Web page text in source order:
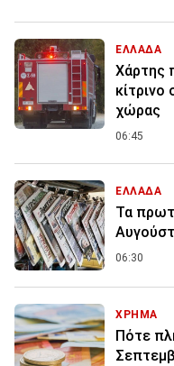
ΕΛΛΑΔΑ
Χάρτης
χώρας
06:45
ΕΛΛΑΔΑ
Τα
06:30
ΧΡΗΜΑ
Πότε